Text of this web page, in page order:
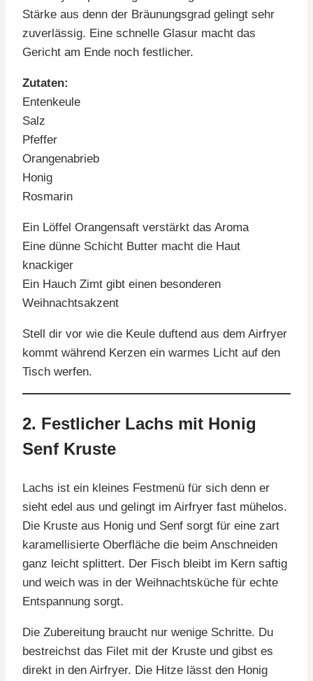
Stärke aus denn der Bräunungsgrad gelingt sehr
zuverlässig. Eine schnelle Glasur macht das
Gericht am Ende noch festlicher.
Zutaten:
Entenkeule
Salz
Pfeffer
Orangenabrieb
Honig
Rosmarin
Ein Löffel Orangensaft verstärkt das Aroma
Eine dünne Schicht Butter macht die Haut
knackiger
Ein Hauch Zimt gibt einen besonderen
Weihnachtsakzent
Stell dir vor wie die Keule duftend aus dem Airfryer
kommt während Kerzen ein warmes Licht auf den
Tisch werfen.
2. Festlicher Lachs mit Honig
Senf Kruste
Lachs ist ein kleines Festmenü für sich denn er
sieht edel aus und gelingt im Airfryer fast mühelos.
Die Kruste aus Honig und Senf sorgt für eine zart
karamellisierte Oberfläche die beim Anschneiden
ganz leicht splittert. Der Fisch bleibt im Kern saftig
und weich was in der Weihnachtsküche für echte
Entspannung sorgt.
Die Zubereitung braucht nur wenige Schritte. Du
bestreichst das Filet mit der Kruste und gibst es
direkt in den Airfryer. Die Hitze lässt den Honig